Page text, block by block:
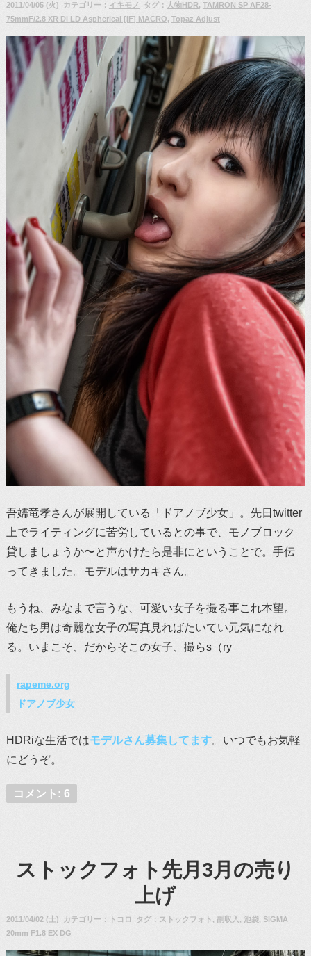
2011/04/05 (火) カテゴリー： イキモノ タグ： 人物HDR, TAMRON SP AF28-
75mmF/2.8 XR Di LD Aspherical [IF] MACRO, Topaz Adjust
吾嬬竜孝さんが展開している「ドアノブ少女」。先日twitter
上でライティングに苦労しているとの事で、モノブロック
貸しましょうか〜と声かけたら是非にということで。手伝
ってきました。モデルはサカキさん。
もうね、みなまで言うな、可愛い女子を撮る事これ本望。
俺たち男は奇麗な女子の写真見ればたいてい元気になれ
る。いまこそ、だからそこの女子、撮らs（ry
rapeme.org
ドアノブ少女
HDRiな生活ではモデルさん募集してます。いつでもお気軽
にどうぞ。
コメント: 6
ストックフォト先月3月の売り
上げ
2011/04/02 (土) カテゴリー： トコロ タグ： ストックフォト , 副収入 , 池袋, SIGMA
20mm F1.8 EX DG